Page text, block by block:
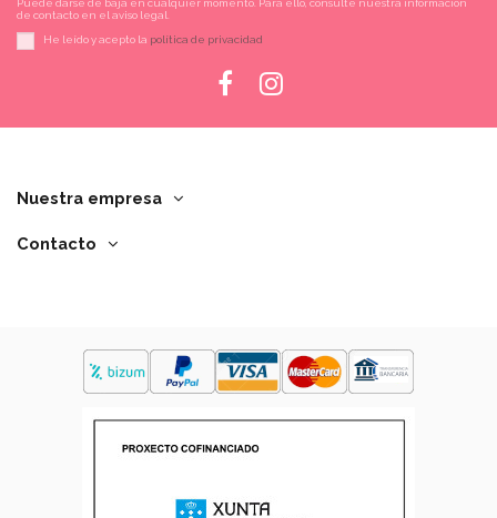
Puede darse de baja en cualquier momento. Para ello, consulte nuestra información
de contacto en el aviso legal.
He leído y acepto la política de privacidad
Nuestra empresa
Contacto